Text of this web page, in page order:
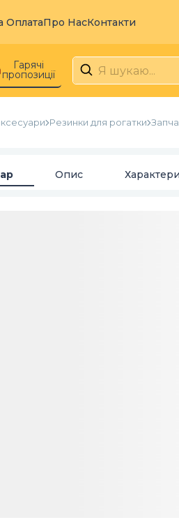
ОплатаПро НасКонтакти
Гарячі
пропозиції
Резинки для рогатки
Опис